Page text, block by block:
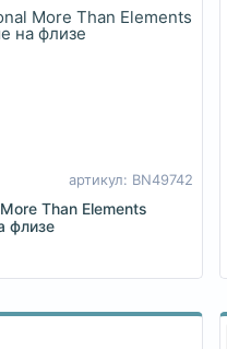
артикул: BN49742
Than Elements
флизе